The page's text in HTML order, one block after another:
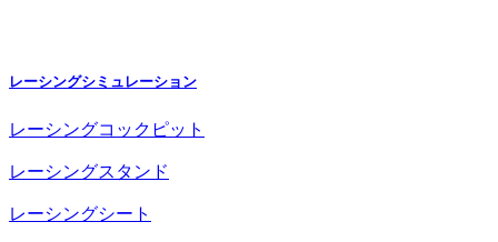
レーシングシミュレーション
レーシングコックピット
レーシングスタンド
レーシングシート